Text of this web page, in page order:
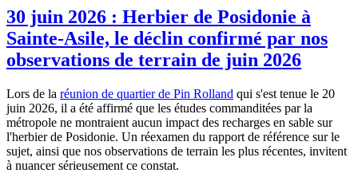
30 juin 2026 : Herbier de Posidonie à
Sainte-Asile, le déclin confirmé par nos
observations de terrain de juin 2026
Lors de la réunion de quartier de Pin Rolland qui s'est tenue le 20
juin 2026, il a été affirmé que les études commanditées par la
métropole ne montraient aucun impact des recharges en sable sur
l'herbier de Posidonie. Un réexamen du rapport de référence sur le
sujet, ainsi que nos observations de terrain les plus récentes, invitent
à nuancer sérieusement ce constat.